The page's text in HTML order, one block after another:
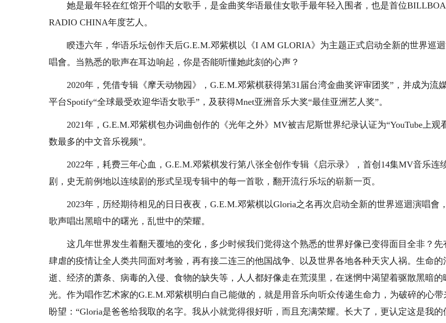
她是最年轻在红馆开个唱的女歌手，是金曲奖华语最佳女歌手最年轻入围者，也是首位
RADIO CHINA年度艺人。
睽违六年，华语乐坛创作天后G.E.M.邓紫棋以《I AM GLORIA》为主题正式启动全新的世界巡
唱會。当熟悉的歌声在耳边响起，你是否能听懂她此刻的心声？
2020年，凭借专辑《摩天动物园》，G.E.M.邓紫棋获得第31届台湾金曲奖评审团奖”，并成为流
平台Spotify“全球最受欢迎华语女歌手”，及获得Mnet亚洲音乐大奖“最佳亚洲艺人奖”。
2021年，G.E.M.邓紫棋包办词曲创作的《光年之外》MV被吉尼斯世界纪录认证为“YouTube上观
数最多的中文音乐视频”。
2022年，耗费三年心血，G.E.M.邓紫棋发行第八张全创作专辑《启示录》，首创14集MV音乐连
剧，史无前例地以连续剧的形式呈现专辑中的每一首歌，翻开流行乐坛的崭新一页。
2023年，历经期待相见的日日夜夜，G.E.M.邓紫棋以Gloria之名再次启动全新的世界巡迴演唱會
歌声唱出黑暗中的曙光，乱世中的荣耀。
这几年世界发生着翻天覆地的变化，多少时候我们觉得这个熟悉的世界好像已变得面目全非？先
肆虐的疫情让全人类共同面对考验，再有接二连三的他国战争、以及世界各地各种天灾人祸。生命的
逝、经济的萧条、病毒的入侵、食物的缺失等，人人都好像走在荒漠里，在迷惘中渴望着驱散黑暗的
光。作为唱作艺术家的G.E.M.邓紫棋明白自己能做的，就是用音乐向听众传递生命力，为破碎的心带
盼望：“Gloria是爸爸给我取的名字。我从小就觉得很好听，而且充满荣耀。长大了，更认定这是我的